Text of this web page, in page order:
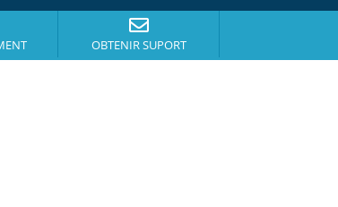
OBTENIR SUPORT